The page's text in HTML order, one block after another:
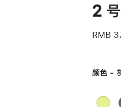
2 号
RMB
颜色 -
霓